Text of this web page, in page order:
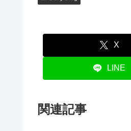
X
LINE
関連記事